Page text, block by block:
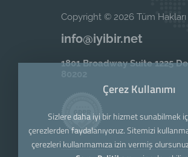
Copyright © 2026 Tüm Hakları
info@iyibir.net
1801 Broadway Suite 1225
Çerez Kullanımı
Sizlere daha iyi bir hizmet sunabilmek
çerezlerden faydalanıyoruz. Sitemizi
çerezleri kullanmamıza izin vermiş